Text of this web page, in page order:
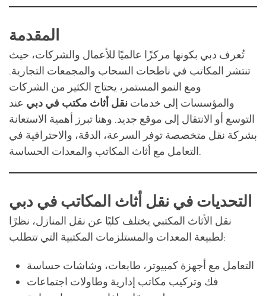
المقدمة
تُعرف دبي بكونها مركزًا عالميًا للأعمال والشركات، حيث
تنتشر المكاتب في ناطحات السحاب والمجمعات التجارية.
ومع النمو المستمر، يحتاج الكثير من الشركات
والمؤسسات إلى خدمات نقل أثاث مكتب في دبي عند
التوسع أو الانتقال إلى موقع جديد. وهنا تبرز أهمية الاستعانة
بشركة نقل متخصصة توفر السرعة، الدقة، والاحترافية في
التعامل مع أثاث المكاتب والمعدات الحساسة.
التحديات في نقل أثاث المكاتب في دبي
نقل الأثاث المكتبي يختلف كليًا عن نقل المنازل، نظرًا
لطبيعة المعدات والمستلزمات المكتبية التي تتطلب:
التعامل مع أجهزة كمبيوتر، طابعات، وشاشات حساسة
فك وتركيب مكاتب إدارية وطاولات اجتماعات